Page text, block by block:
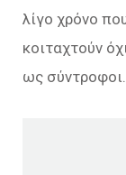
λίγο χρόνο
κοιταχτούν
ως σύντροφοι.